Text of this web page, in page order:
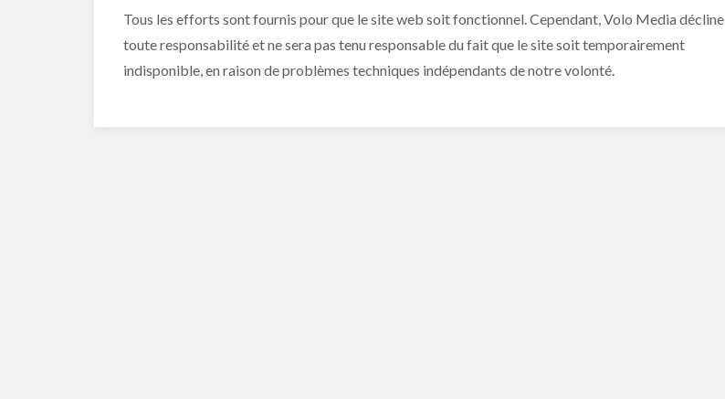
Tous les efforts sont fournis pour que le site web soit fonctionnel. Cependant, Volo Media décline
toute responsabilité et ne sera pas tenu responsable du fait que le site soit temporairement
indisponible, en raison de problèmes techniques indépendants de notre volonté.